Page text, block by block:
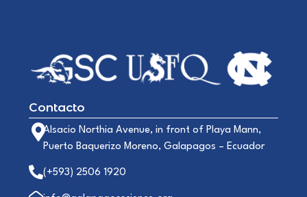
Contacto
Alsacio Northia Avenue, in front of Playa Mann,
Puerto Baquerizo Moreno, Galapagos – Ecuador
(+593) 2506 1920